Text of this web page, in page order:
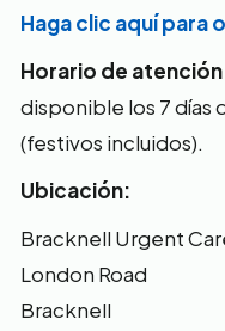
Haga clic aquí para
Horario de
disponible los 7 días
(festivos incluidos).
Ubicación:
Bracknell Urgent
London Road
Bracknell